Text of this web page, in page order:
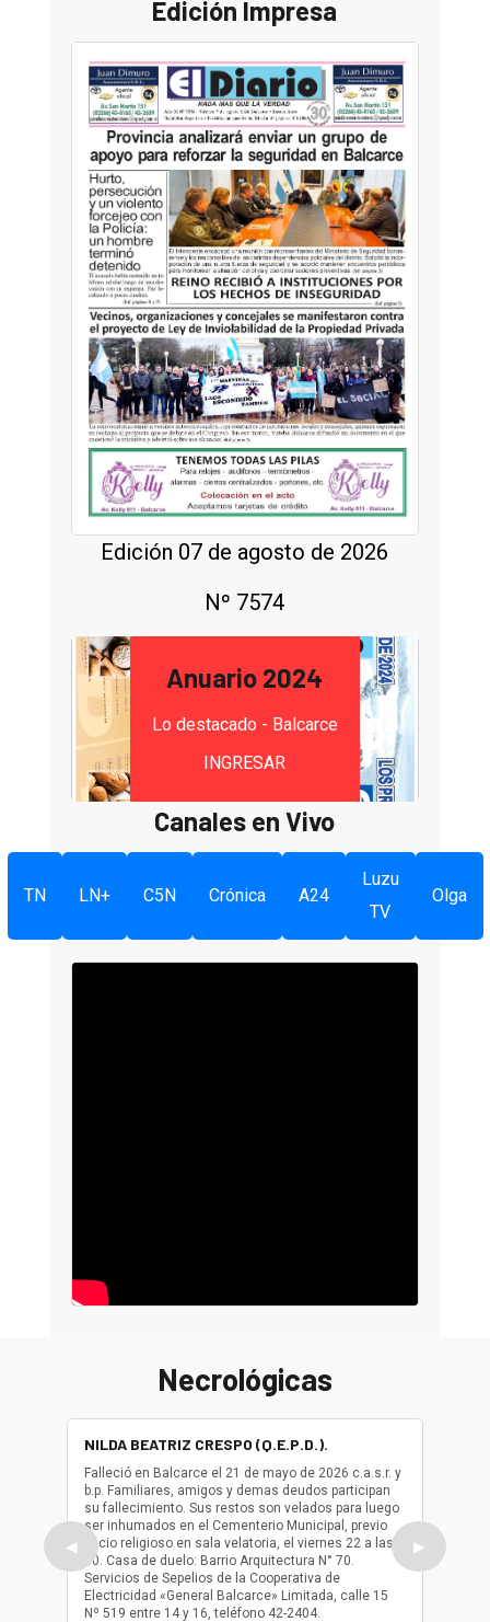
Edición Impresa
Edición 07 de agosto de 2026
Nº 7574
Anuario 2024
Lo destacado - Balcarce
INGRESAR
Canales en Vivo
TN LN+ C5N Crónica A24
Luzu
TV
Olga
Necrológicas
◀
NILDA BEATRIZ CRESPO (Q.E.P.D.).
Falleció en Balcarce el 21 de mayo de 2026 c.a.s.r. y
b.p. Familiares, amigos y demas deudos participan
su fallecimiento. Sus restos son velados para luego
ser inhumados en el Cementerio Municipal, previo
oficio religioso en sala velatoria, el viernes 22 a las
10. Casa de duelo: Barrio Arquitectura N° 70.
Servicios de Sepelios de la Cooperativa de
Electricidad «General Balcarce» Limitada, calle 15
Nº 519 entre 14 y 16, teléfono 42-2404.
ser
oficio
▶